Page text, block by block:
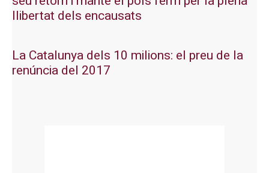
llibertat dels encausats
La Catalunya dels 10 milions: el preu de la
renúncia del 2017